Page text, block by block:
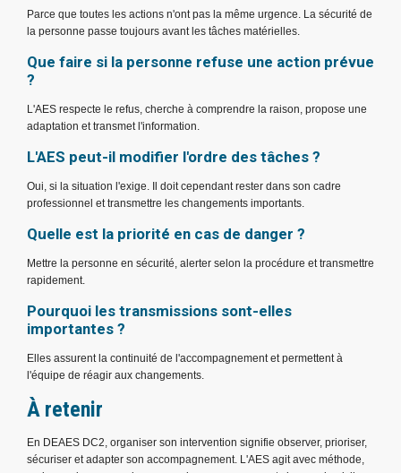
Parce que toutes les actions n'ont pas la même urgence. La sécurité de
la personne passe toujours avant les tâches matérielles.
Que faire si la personne refuse une action prévue
?
L'AES respecte le refus, cherche à comprendre la raison, propose une
adaptation et transmet l'information.
L'AES peut-il modifier l'ordre des tâches ?
Oui, si la situation l'exige. Il doit cependant rester dans son cadre
professionnel et transmettre les changements importants.
Quelle est la priorité en cas de danger ?
Mettre la personne en sécurité, alerter selon la procédure et transmettre
rapidement.
Pourquoi les transmissions sont-elles
importantes ?
Elles assurent la continuité de l'accompagnement et permettent à
l'équipe de réagir aux changements.
À retenir
En DEAES DC2, organiser son intervention signifie observer, prioriser,
sécuriser et adapter son accompagnement. L'AES agit avec méthode,